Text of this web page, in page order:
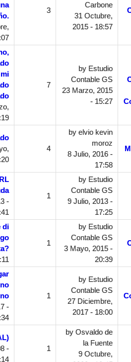
3
Carbone
31 Octubre,
2015 - 18:57
7
by Estudio
Contable GS
23 Marzo, 2015
- 15:27
4
by elvio kevin
moroz
8 Julio, 2016 -
17:58
-
1
by Estudio
Contable GS
9 Julio, 2013 -
17:25
di
1
by Estudio
Contable GS
3 Mayo, 2015 -
20:39
-
1
by Estudio
Contable GS
27 Diciembre,
2017 - 18:00
-
1
by Osvaldo de
la Fuente
9 Octubre,